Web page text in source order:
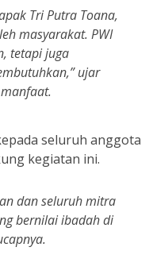
Tri Putra Toana,
masyarakat. PWI
tetapi juga
ujar
seluruh anggota
kegiatan ini.
dan seluruh mitra
bernilai ibadah di